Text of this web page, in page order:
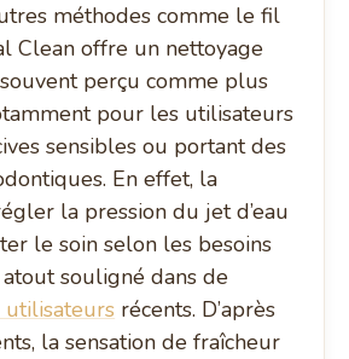
méthodes comme le fil
Clean offre un nettoyage
perçu comme plus
pour les utilisateurs
sensibles ou portant des
En effet, la
la pression du jet d’eau
le soin selon les besoins
souligné dans de
utilisateurs récents. D’après
la sensation de fraîcheur